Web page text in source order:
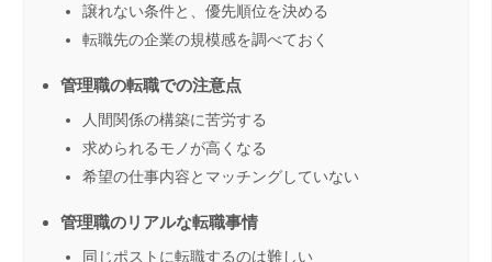
譲れない条件と、優先順位を決める
転職先の企業の規模感を調べておく
管理職の転職での注意点
人間関係の構築に苦労する
求められるモノが高くなる
希望の仕事内容とマッチングしていない
管理職のリアルな転職事情
同じポストに転職するのは難しい